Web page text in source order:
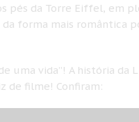
pés da Torre Eiffel, em
forma mais romântica
uma vida”! A história
de filme! Confiram: